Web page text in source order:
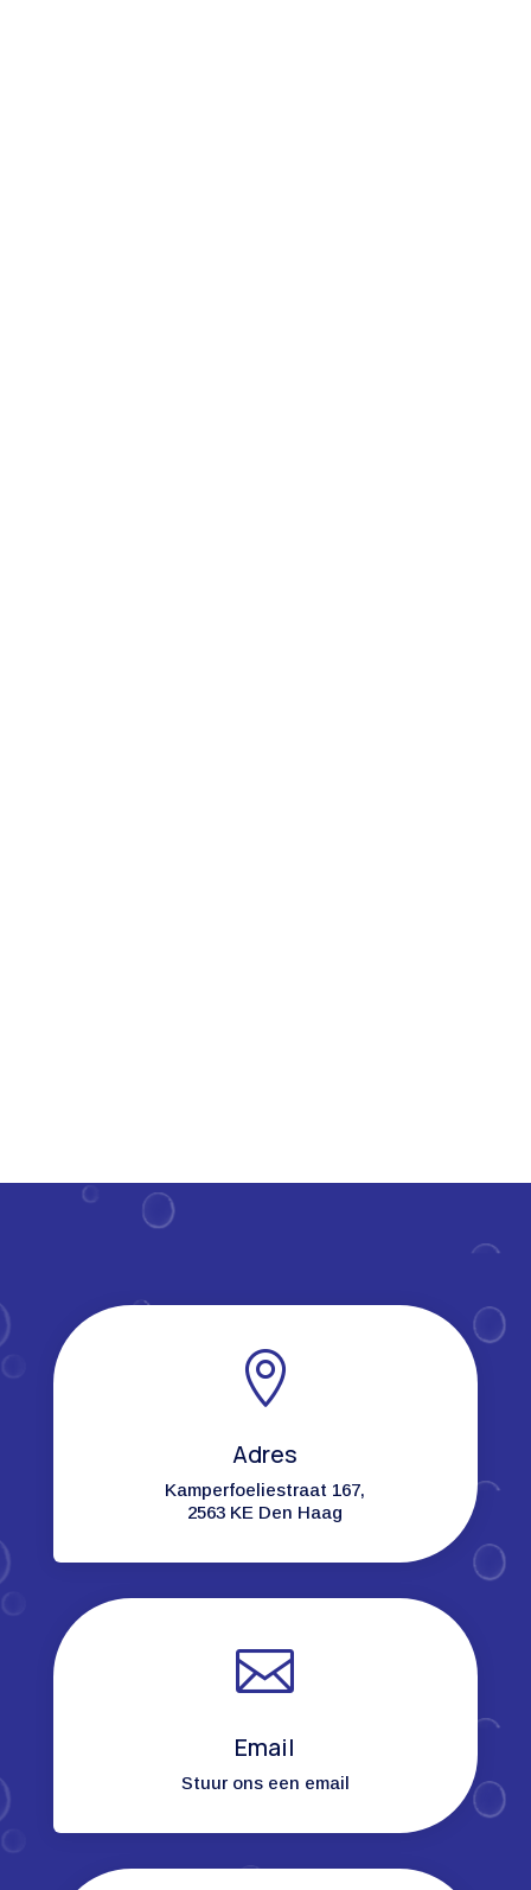

Adres
Kamperfoeliestraat 167,
2563 KE Den Haag

Email
Stuur ons een email